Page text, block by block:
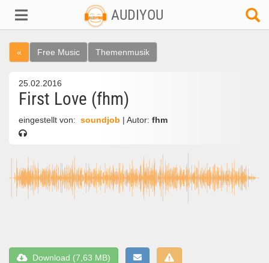
AUDIYOU
« Free Music Themenmusik
25.02.2016
First Love (fhm)
eingestellt von: soundjob | Autor: fhm
Download (7,63 MB)